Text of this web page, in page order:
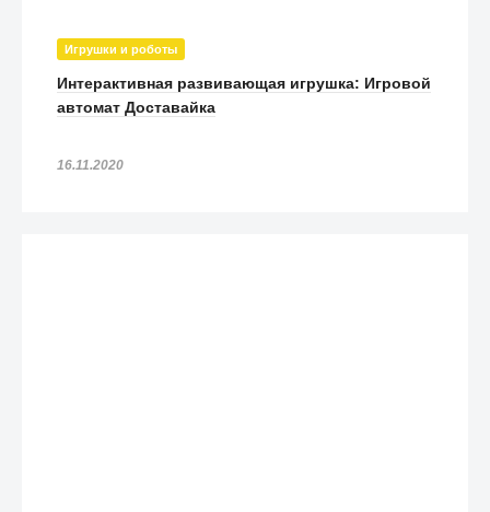
Игрушки и роботы
Интерактивная развивающая игрушка: Игровой
автомат Доставайка
16.11.2020